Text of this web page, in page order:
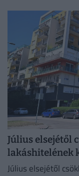
Július elsejétől
lakáshitelének
Július elsejétől